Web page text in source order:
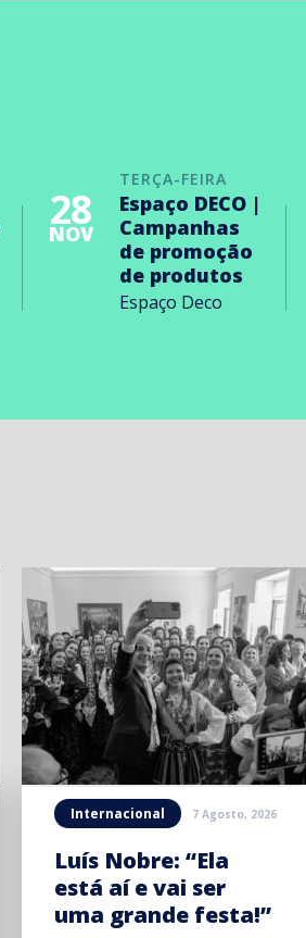
TERÇA-FEIRA
28
NOV
Espaço DECO |
Campanhas
de promoção
de produtos
Espaço Deco
Internacional 7 Agosto, 2026
Luís Nobre: “Ela
está aí e vai ser
uma grande festa!”